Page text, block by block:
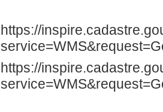
https://
https://